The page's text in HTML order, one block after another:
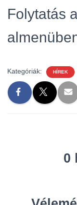
Folytatás
Kategóriák: HÍREK
0